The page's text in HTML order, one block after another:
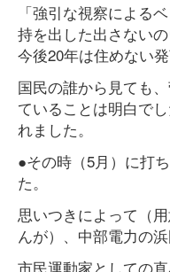
「強引な視察による
持を出した出さない
今後20年は住めない発
国民の誰から見ても
ていることは明白で
れました。
●その時（5月）に打
た。
思いつきによって（
んが）、中部電力の
市民運動家としての